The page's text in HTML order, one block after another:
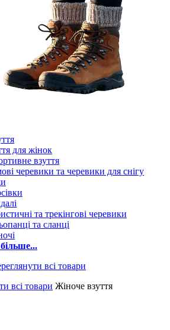
для жінок
взуття
черевики та черевики для снігу
та трекінгові черевики
та сланці
всі товари Жіноче взуття